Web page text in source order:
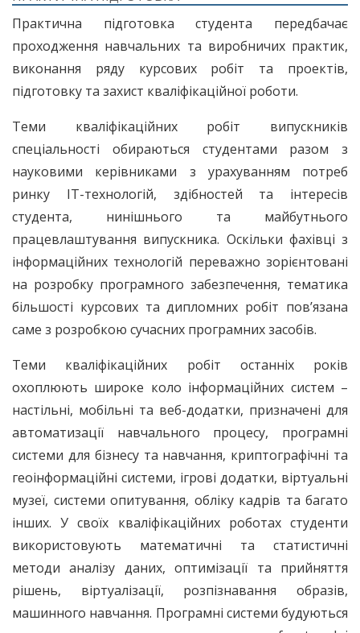
Практична підготовка студента передбачає
проходження навчальних та виробничих практик,
виконання ряду курсових робіт та проектів,
підготовку та захист кваліфікаційної роботи.
Теми кваліфікаційних робіт випускників
спеціальності обираються студентами разом з
науковими керівниками з урахуванням потреб
ринку IT-технологій, здібностей та інтересів
студента, нинішнього та майбутнього
працевлаштування випускника. Оскільки фахівці з
інформаційних технологій переважно зорієнтовані
на розробку програмного забезпечення, тематика
більшості курсових та дипломних робіт пов’язана
саме з розробкою сучасних програмних засобів.
Теми кваліфікаційних робіт останніх років
охоплюють широке коло інформаційних систем –
настільні, мобільні та веб-додатки, призначені для
автоматизації навчального процесу, програмні
системи для бізнесу та навчання, криптографічні та
геоінформаційні системи, ігрові додатки, віртуальні
музеї, системи опитування, обліку кадрів та багато
інших. У своїх кваліфікаційних роботах студенти
використовують математичні та статистичні
методи аналізу даних, оптимізації та прийняття
рішень, віртуалізації, розпізнавання образів,
машинного навчання. Програмні системи будуються